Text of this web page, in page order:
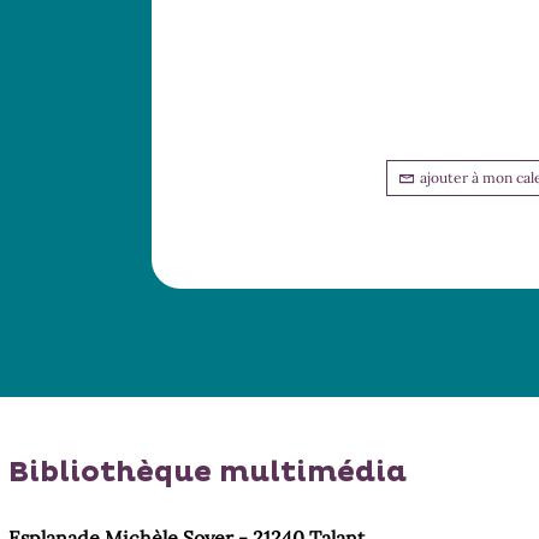
ajouter à mon
Bibliothèque multimédia